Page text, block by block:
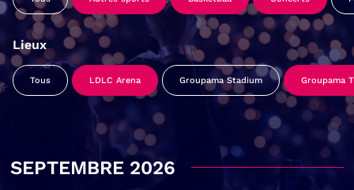
Lieux
Tous LDLC Arena Groupama Stadium Groupama
SEPTEMBRE 2026